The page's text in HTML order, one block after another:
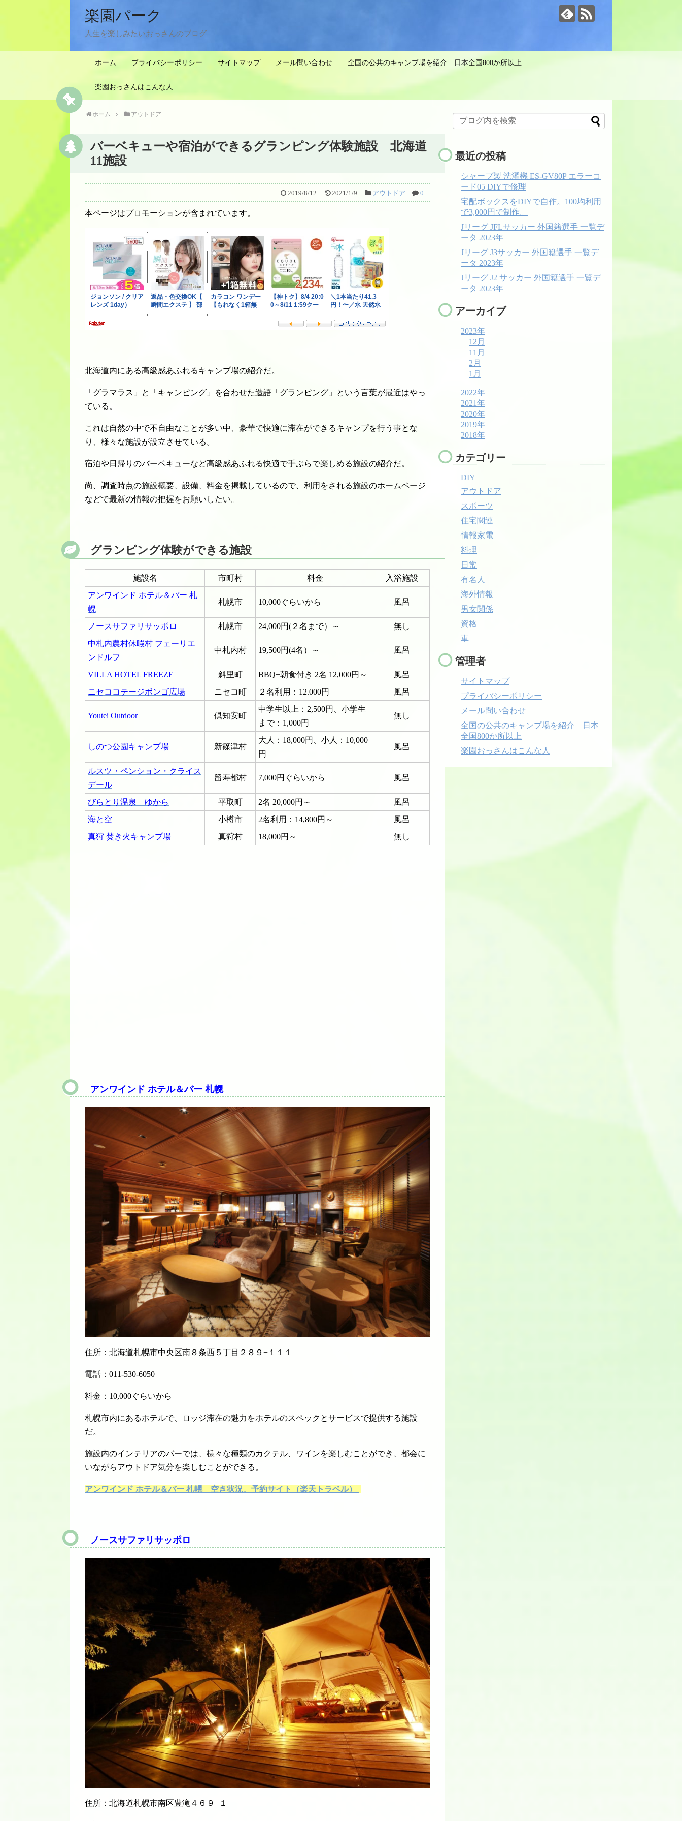
楽園パーク
人生を楽しみたいおっさんのブログ
ホーム プライバシーポリシー サイトマップ メール問い合わせ 全国の公共のキャンプ場を紹介 日本全国800か所以上
楽園おっさんはこんな人
ホーム アウトドア
バーベキューや宿泊ができるグランピング体験施設 北海道
11施設
2019/8/12 2021/1/9 アウトドア 0
本ページはプロモーションが含まれています。
北海道内にある高級感あふれるキャンプ場の紹介だ。
「グラマラス」と「キャンピング」を合わせた造語「グランピング」という言葉が最近はやっ
ている。
これは自然の中で不自由なことが多い中、豪華で快適に滞在ができるキャンプを行う事とな
り、様々な施設が設立させている。
宿泊や日帰りのバーベキューなど高級感あふれる快適で手ぶらで楽しめる施設の紹介だ。
尚、調査時点の施設概要、設備、料金を掲載しているので、利用をされる施設のホームページ
などで最新の情報の把握をお願いしたい。
グランピング体験ができる施設
施設名 市町村 料金
入浴施設
アンワインド ホテル＆バー 札
幌
札幌市 10,000ぐらいから 風呂
ノースサファリサッポロ 札幌市 24,000円(２名まで）～
無し
中札内農村休暇村 フェーリエ
ンドルフ
中札内村 19,500円(4名）～ 風呂
VILLA HOTEL FREEZE 斜里町 BBQ+朝食付き 2名 12,000円～
風呂
ニセココテージボンゴ広場
ニセコ町 ２名利用：12.000円 風呂
Youtei Outdoor 倶知安町
中学生以上：2,500円、小学生
まで：1,000円
無し
しのつ公園キャンプ場 新篠津村
大人：18,000円、小人：10,000
円
風呂
ルスツ・ペンション・クライス
デール
留寿都村 7,000円ぐらいから 風呂
びらとり温泉 ゆから 平取町 2名 20,000円～
風呂
海と空
小樽市 2名利用： 14,800円～
風呂
真狩 焚き火キャンプ場
真狩村 18,000円～ 無し
アンワインド ホテル＆バー 札幌
住所：北海道札幌市中央区南８条西５丁目２８９−１１１
電話：011-530-6050
料金：10,000ぐらいから
札幌市内にあるホテルで、ロッジ滞在の魅力をホテルのスペックとサービスで提供する施設
だ。
施設内のインテリアのバーでは、様々な種類のカクテル、ワインを楽しむことができ、都会に
いながらアウトドア気分を楽しむことができる。
アンワインド ホテル＆バー 札幌 空き状況、予約サイト（楽天トラベル）
ノースサファリサッポロ
住所：北海道札幌市南区豊滝４６９−１
最近の投稿
シャープ製 洗濯機 ES-GV80P エラーコ
ード05 DIYで修理
宅配ボックスをDIYで自作。100均利用
で3,000円で制作。
Jリーグ JFLサッカー 外国籍選手 一覧デ
ータ 2023年
Jリーグ J3サッカー 外国籍選手 一覧デ
ータ 2023年
Jリーグ J2 サッカー 外国籍選手 一覧デ
ータ 2023年
アーカイブ
2023年
12月
11月
2月
1月
2022年
2021年
2020年
2019年
2018年
カテゴリー
DIY
アウトドア
スポーツ
住宅関連
情報家電
料理
日常
有名人
海外情報
男女関係
資格
車
管理者
サイトマップ
プライバシーポリシー
メール問い合わせ
全国の公共のキャンプ場を紹介 日本
全国800か所以上
楽園おっさんはこんな人